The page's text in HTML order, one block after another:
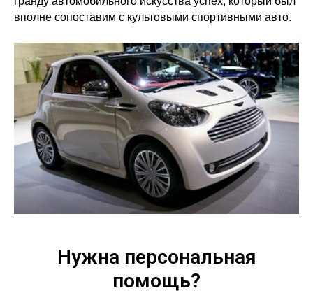
вполне сопоставим с культовыми спортивными авто.
Нужна персональная
помощь?